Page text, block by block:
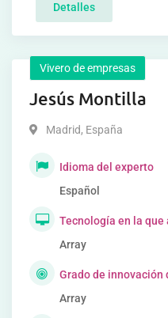
Detalles
Vivero de empresas
Jesús Montilla
Madrid, España
Idioma del experto
Español
Tecnología en la que
Array
Grado de innovación
Array